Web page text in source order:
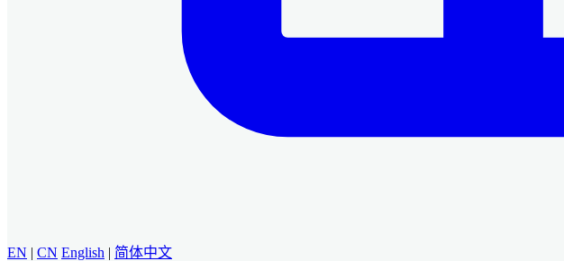
EN | CN English | 简体中文